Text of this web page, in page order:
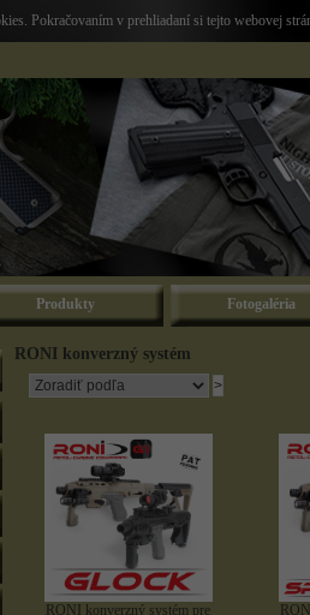
Pokračovaním v prehliadaní si tejto webovej
Produkty Fotogaléria
RONI konverzný systém
RONI konverzný systém pre